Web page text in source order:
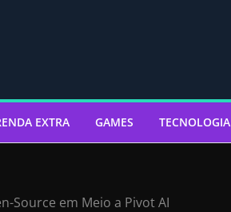
EXTRA GAMES TECNOLOGIA
Source em Meio a Pivot AI